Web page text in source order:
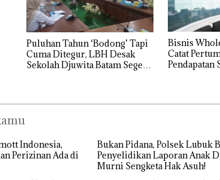
Puluhan Tahun ‘Bodong’ Tapi
Cuma Ditegur, LBH Desak
Sekolah Djuwita Batam Segera
Bisnis
Catat
Pendapatan
Indonesia,
Perizinan Ada di
Bukan Pidana, Polsek Lubuk
Penyelidikan Laporan Anak
Murni Sengketa Hak Asuh!